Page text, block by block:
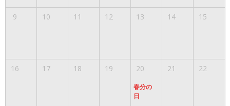
9 10 11 12 13 14 15
16 17 18 19 20
春分の
日
21 22